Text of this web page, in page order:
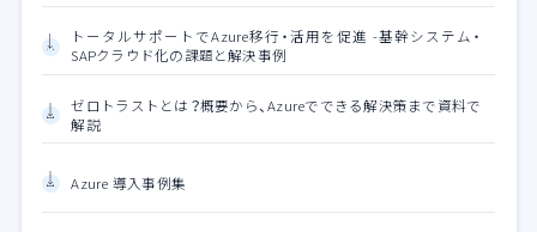
トータルサポートでAzure移行・活用を促進 -基幹システム・
SAPクラウド化の課題と解決事例
ゼロトラストとは？概要から、Azureでできる解決策まで資料で
解説
Azure 導入事例集